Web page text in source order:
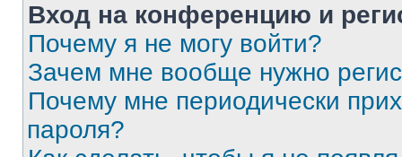
Вход на конференцию и
Почему я не могу войти?
Зачем мне вообще нужно
Почему мне периодически
пароля?